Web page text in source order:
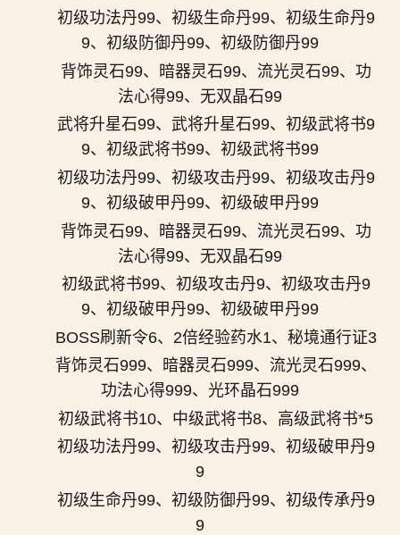
初级功法丹99、初级生命丹99、初级生命丹9
9、初级防御丹99、初级防御丹99
背饰灵石99、暗器灵石99、流光灵石99、功
法心得99、无双晶石99
武将升星石99、武将升星石99、初级武将书9
9、初级武将书99、初级武将书99
初级功法丹99、初级攻击丹99、初级攻击丹9
9、初级破甲丹99、初级破甲丹99
背饰灵石99、暗器灵石99、流光灵石99、功
法心得99、无双晶石99
初级武将书99、初级攻击丹9、初级攻击丹9
9、初级破甲丹99、初级破甲丹99
BOSS刷新令6、2倍经验药水1、秘境通行证3
背饰灵石999、暗器灵石999、流光灵石999、
功法心得999、光环晶石999
初级武将书10、中级武将书8、高级武将书*5
初级功法丹99、初级攻击丹99、初级破甲丹9
9
初级生命丹99、初级防御丹99、初级传承丹9
9